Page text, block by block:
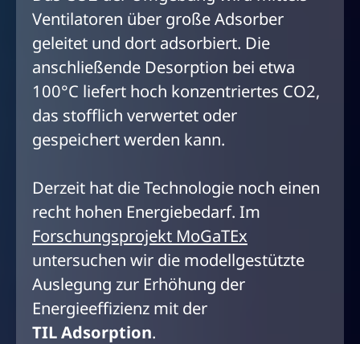
Ventilatoren über große Adsorber
geleitet und dort adsorbiert. Die
anschließende Desorption bei etwa
100°C liefert hoch konzentriertes CO2,
das stofflich verwertet oder
gespeichert werden kann.
Derzeit hat die Technologie noch einen
recht hohen Energiebedarf. Im
Forschungsprojekt MoGaTEx
untersuchen wir die modellgestützte
Auslegung zur Erhöhung der
Energieeffizienz mit der
TIL Adsorption.